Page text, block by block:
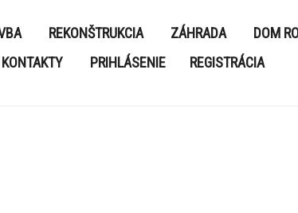
REKONŠTRUKCIA ZÁHRADA DOM
KONTAKTY
PRIHLÁSENIE REGISTRÁCIA